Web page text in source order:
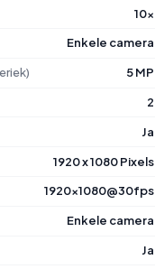
10x
Enkele camera
5 MP
2
Ja
1920 x 1080 Pixels
1920x1080@30fps
Enkele camera
Ja